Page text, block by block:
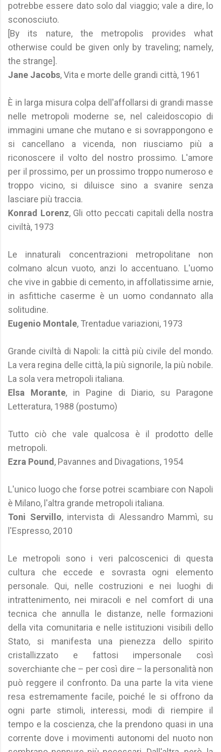
potrebbe essere dato solo dal viaggio; vale a dire, lo
sconosciuto.
[By its nature, the metropolis provides what
otherwise could be given only by traveling; namely,
the strange].
Jane Jacobs, Vita e morte delle grandi città, 1961
È in larga misura colpa dell'affollarsi di grandi masse
nelle metropoli moderne se, nel caleidoscopio di
immagini umane che mutano e si sovrappongono e
si cancellano a vicenda, non riusciamo più a
riconoscere il volto del nostro prossimo. L'amore
per il prossimo, per un prossimo troppo numeroso e
troppo vicino, si diluisce sino a svanire senza
lasciare più traccia.
Konrad Lorenz, Gli otto peccati capitali della nostra
civiltà, 1973
Le innaturali concentrazioni metropolitane non
colmano alcun vuoto, anzi lo accentuano. L'uomo
che vive in gabbie di cemento, in affollatissime arnie,
in asfittiche caserme è un uomo condannato alla
solitudine.
Eugenio Montale, Trentadue variazioni, 1973
Grande civiltà di Napoli: la città più civile del mondo.
La vera regina delle città, la più signorile, la più nobile.
La sola vera metropoli italiana.
Elsa Morante, in Pagine di Diario, su Paragone
Letteratura, 1988 (postumo)
Tutto ciò che vale qualcosa è il prodotto delle
metropoli.
Ezra Pound , Pavannes and Divagations, 1954
L'unico luogo che forse potrei scambiare con Napoli
è Milano, l'altra grande metropoli italiana.
Toni Servillo, intervista di Alessandro Mammì, su
l'Espresso, 2010
Le metropoli sono i veri palcoscenici di questa
cultura che eccede e sovrasta ogni elemento
personale. Qui, nelle costruzioni e nei luoghi di
intrattenimento, nei miracoli e nel comfort di una
tecnica che annulla le distanze, nelle formazioni
della vita comunitaria e nelle istituzioni visibili dello
Stato, si manifesta una pienezza dello spirito
cristallizzato e fattosi impersonale così
soverchiante che – per così dire – la personalità non
può reggere il confronto. Da una parte la vita viene
resa estremamente facile, poiché le si offrono da
ogni parte stimoli, interessi, modi di riempire il
tempo e la coscienza, che la prendono quasi in una
corrente dove i movimenti autonomi del nuoto non